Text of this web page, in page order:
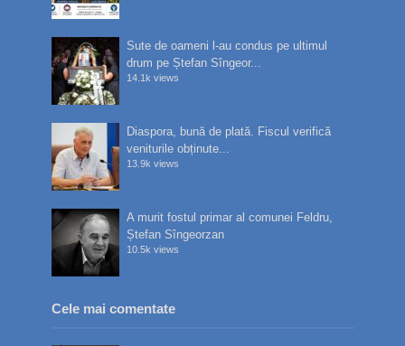
Sute de oameni l-au condus pe ultimul
drum pe Ștefan Sîngeor...
14.1k views
Diaspora, bună de plată. Fiscul verifică
veniturile obținute...
13.9k views
A murit fostul primar al comunei Feldru,
Ștefan Sîngeorzan
10.5k views
Cele mai comentate